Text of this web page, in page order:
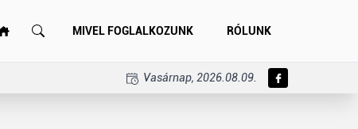
MIVEL FOGLALKOZUNK RÓLUNK
Vasárnap, 2026.08.09.